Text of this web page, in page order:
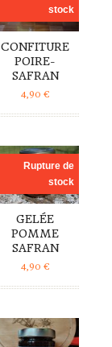
stock
CONFITURE
POIRE-
SAFRAN
4,90 €
Rupture de
stock
GELÉE
POMME
SAFRAN
4,90 €